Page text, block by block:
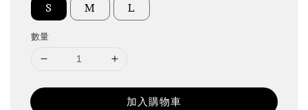
S M L
數量
加入購物車